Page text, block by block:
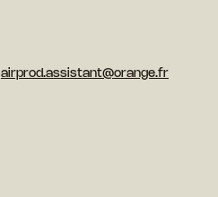
airprod.assistant@orange.fr